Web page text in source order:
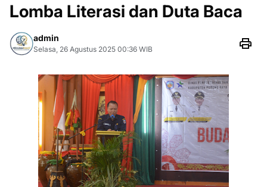
Lomba Literasi dan Duta Baca
admin
Selasa, 26 Agustus 2025 00:36 WIB